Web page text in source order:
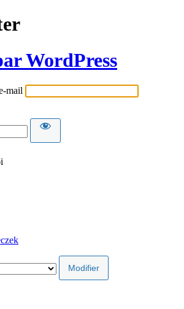
WordPress
mail